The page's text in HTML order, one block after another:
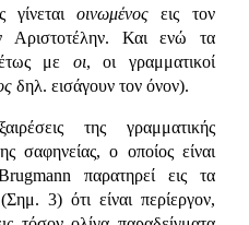
γίνεταιοινωμένος εις τον
Αριστοτέλην. Και ενώ τα
με οι, οι γραμματικοί
δηλ. εισάγουν τον όνον).
της γραμματικής
σαφηνείας, ο οποίος είναι
παρατηρεί εις τα
3) ότι είναι περίεργον,